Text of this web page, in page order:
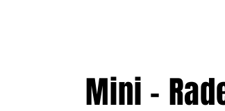
Mini -